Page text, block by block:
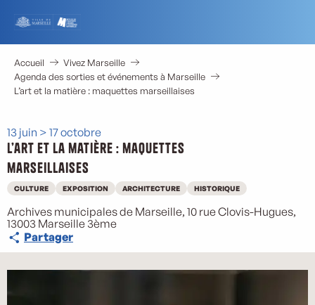
contenu
principal
Accueil
Vivez Marseille
Agenda des sorties et événements à Marseille
L’art et la matière : maquettes marseillaises
13 juin > 17 octobre
L’art et la matière : maquettes
marseillaises
CULTURE EXPOSITION ARCHITECTURE HISTORIQUE
Archives municipales de Marseille, 10 rue Clovis-Hugues,
13003 Marseille 3ème
Partager